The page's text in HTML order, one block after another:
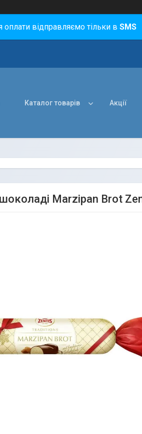
оплати відправляємо тільки в SMS
Каталог товарів Акції
Marzipan Brot